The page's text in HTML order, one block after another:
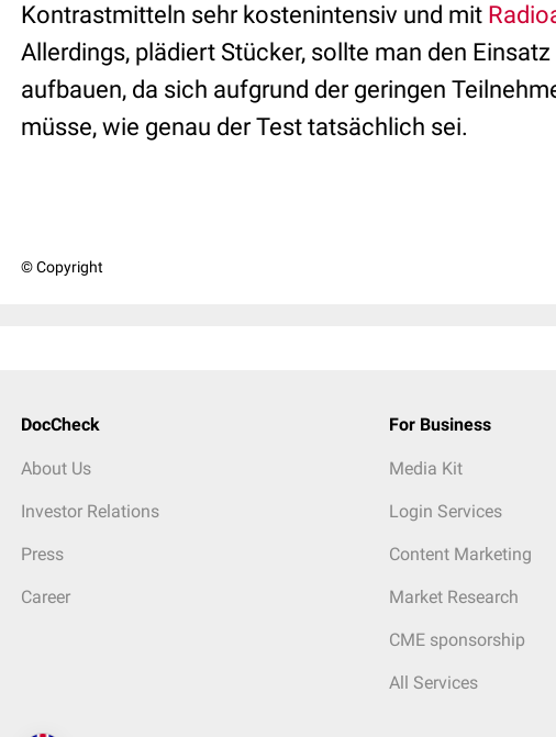
Kontrastmitteln sehr kostenintensiv und mit
Allerdings, plädiert Stücker, sollte man den
aufbauen, da sich aufgrund der geringen
müsse, wie genau der Test tatsächlich sei.
© Copyright
DocCheck
About Us
Investor Relations
Press
Career
For Business
Media Kit
Login Services
Content Marketing
Market Research
CME sponsorship
All Services